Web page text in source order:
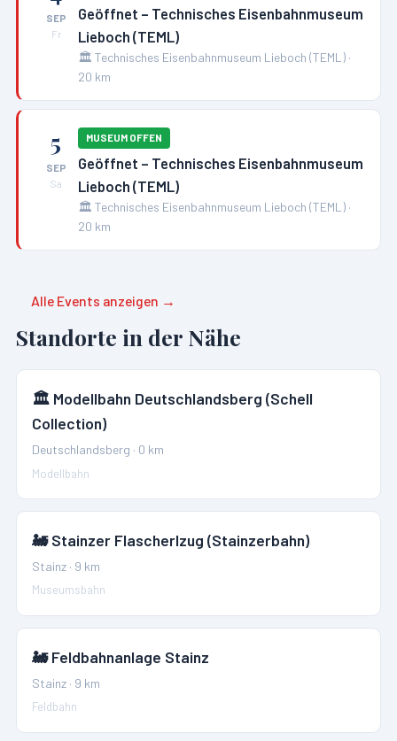
SEP
Fr
Geöffnet – Technisches Eisenbahnmuseum
Lieboch (TEML)
🏛️ Technisches Eisenbahnmuseum Lieboch (TEML) ·
20 km
5
SEP
Sa
MUSEUM OFFEN
Geöffnet – Technisches Eisenbahnmuseum
Lieboch (TEML)
🏛️ Technisches Eisenbahnmuseum Lieboch (TEML) ·
20 km
Alle Events anzeigen →
Standorte in der Nähe
🏛️ Modellbahn Deutschlandsberg (Schell
Collection)
Deutschlandsberg · 0 km
Modellbahn
🚂 Stainzer Flascherlzug (Stainzerbahn)
Stainz · 9 km
Museumsbahn
🚂 Feldbahnanlage Stainz
Stainz · 9 km
Feldbahn